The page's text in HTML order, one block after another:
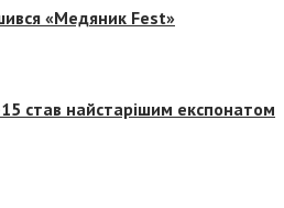
«Медяник Fest»
став найстарішим експонатом